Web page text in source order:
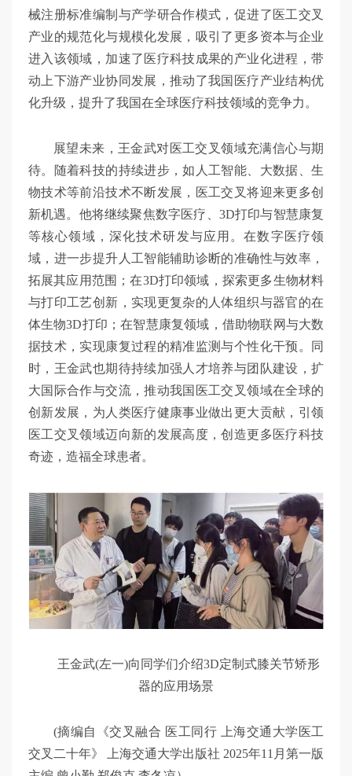
械注册标准编制与产学研合作模式，促进了医工交叉
产业的规范化与规模化发展，吸引了更多资本与企业
进入该领域，加速了医疗科技成果的产业化进程，带
动上下游产业协同发展，推动了我国医疗产业结构优
化升级，提升了我国在全球医疗科技领域的竞争力。
展望未来，王金武对医工交叉领域充满信心与期
待。随着科技的持续进步，如人工智能、大数据、生
物技术等前沿技术不断发展，医工交叉将迎来更多创
新机遇。他将继续聚焦数字医疗、3D打印与智慧康复
等核心领域，深化技术研发与应用。在数字医疗领
域，进一步提升人工智能辅助诊断的准确性与效率，
拓展其应用范围；在3D打印领域，探索更多生物材料
与打印工艺创新，实现更复杂的人体组织与器官的在
体生物3D打印；在智慧康复领域，借助物联网与大数
据技术，实现康复过程的精准监测与个性化干预。同
时，王金武也期待持续加强人才培养与团队建设，扩
大国际合作与交流，推动我国医工交叉领域在全球的
创新发展，为人类医疗健康事业做出更大贡献，引领
医工交叉领域迈向新的发展高度，创造更多医疗科技
奇迹，造福全球患者。
王金武(左一)向同学们介绍3D定制式膝关节矫形
器的应用场景
(摘编自《交叉融合 医工同行 上海交通大学医工
交叉二十年》 上海交通大学出版社 2025年11月第一版